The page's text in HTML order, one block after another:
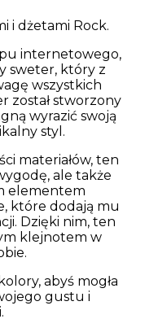
i dżetami Rock.
internetowego,
sweter, który z
wszystkich
został stworzony
wyrazić swoją
styl.
materiałów, ten
ale także
elementem
które dodają mu
Dzięki nim, ten
klejnotem w
abyś mogła
gustu i